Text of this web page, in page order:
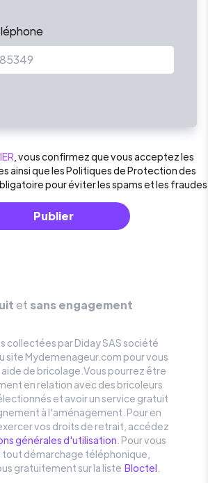
, vous confirmez que vous acceptez les
ainsi que les Politiques de Protection des
pour éviter les spams et les fraudes
Publier
et sans engagement
collectées par Diday SAS société
site Mydemenageur.com pour vous
de bricolage .Vous pourrez être
en relation avec des bricoleurs
et avoir un service gratuit
à l'aménagement. Pour en
vos droits de retrait, accédez
générales d'utilisation . Pour vous
tout démarchage téléphonique,
gratuitement sur la liste Bloctel